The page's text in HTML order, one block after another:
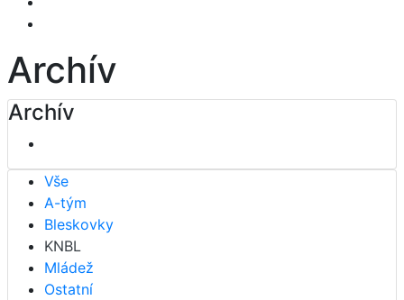
Archív
Archív
Vše
A-tým
Bleskovky
KNBL
Mládež
Ostatní